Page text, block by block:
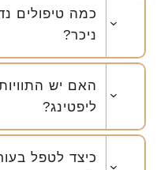
כמה טיפולים
ניכר?
ליפטינג?